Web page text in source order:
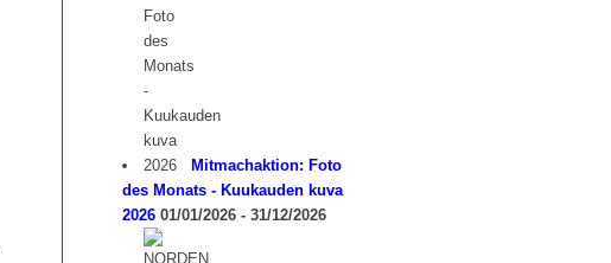
Mitmachaktion: Foto
des Monats - Kuukauden kuva
2026 01/01/2026 - 31/12/2026